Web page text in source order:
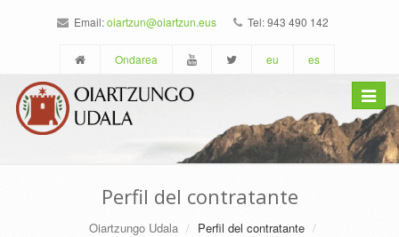
Email:oiartzun@oiartzun.eus Tel: 943 490 142
Ondarea eu es
Toggle
Perfil del contratante
Oiartzungo Udala Perfil del contratante